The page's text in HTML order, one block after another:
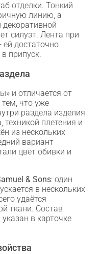
отделки. Тонкий
линию, а
силуэт. Лента при
ей достаточно
припуск.
и отличается от
что уже
раздела изделия
плетения и
из нескольких
вариант
цвет обивки и
& Sons: один
в нескольких
удаётся
ткани. Состав
в карточке